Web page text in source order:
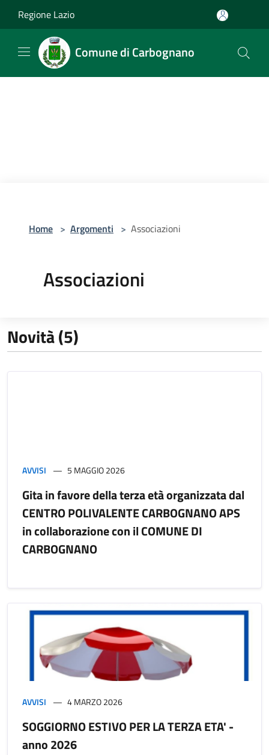
Regione Lazio
Comune di Carbognano
Home > Argomenti > Associazioni
Associazioni
Novità (5)
AVVISI 5 MAGGIO 2026
Gita in favore della terza età organizzata dal
CENTRO POLIVALENTE CARBOGNANO APS
in collaborazione con il COMUNE DI
CARBOGNANO
AVVISI 4 MARZO 2026
SOGGIORNO ESTIVO PER LA TERZA ETA' -
anno 2026